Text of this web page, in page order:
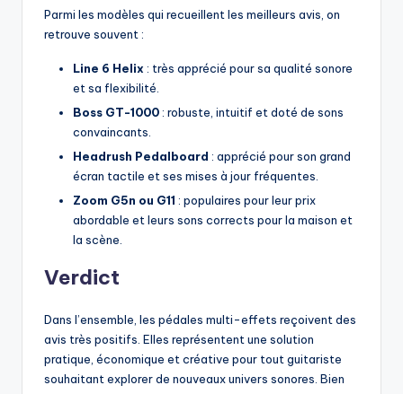
Parmi les modèles qui recueillent les meilleurs avis, on
retrouve souvent :
Line 6 Helix : très apprécié pour sa qualité sonore
et sa flexibilité.
Boss GT-1000 : robuste, intuitif et doté de sons
convaincants.
Headrush Pedalboard : apprécié pour son grand
écran tactile et ses mises à jour fréquentes.
Zoom G5n ou G11 : populaires pour leur prix
abordable et leurs sons corrects pour la maison et
la scène.
Verdict
Dans l’ensemble, les pédales multi-effets reçoivent des
avis très positifs. Elles représentent une solution
pratique, économique et créative pour tout guitariste
souhaitant explorer de nouveaux univers sonores. Bien